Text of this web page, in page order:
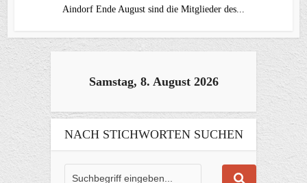
Aindorf Ende August sind die Mitglieder des...
Samstag, 8. August 2026
NACH STICHWORTEN SUCHEN